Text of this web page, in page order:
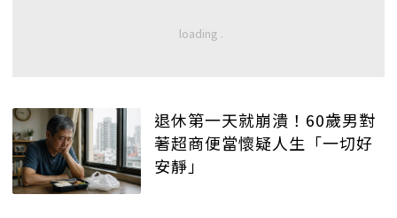
退休第一天就崩潰！60歲男對
著超商便當懷疑人生「一切好
安靜」